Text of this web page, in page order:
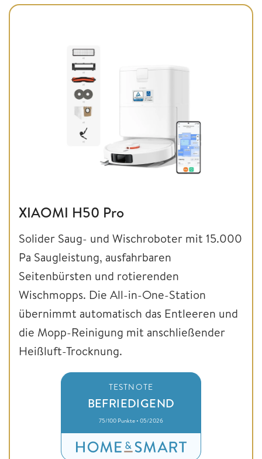
XIAOMI H50 Pro
Solider Saug- und Wischroboter mit 15.000
Pa Saugleistung, ausfahrbaren
Seitenbürsten und rotierenden
Wischmopps. Die All-in-One-Station
übernimmt automatisch das Entleeren und
die Mopp-Reinigung mit anschließender
Heißluft-Trocknung.
TESTNOTE
BEFRIEDIGEND
75/100 Punkte • 05/2026